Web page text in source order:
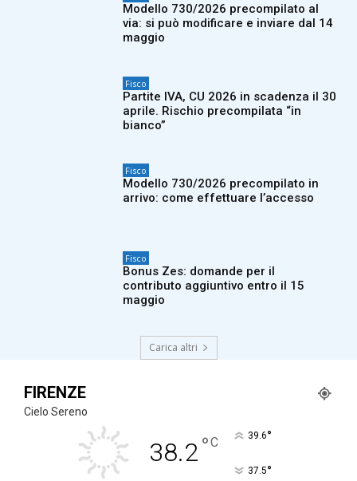
Modello 730/2026 precompilato al
via: si può modificare e inviare dal 14
maggio
Fisco
Partite IVA, CU 2026 in scadenza il 30
aprile. Rischio precompilata “in
bianco”
Fisco
Modello 730/2026 precompilato in
arrivo: come effettuare l’accesso
Fisco
Bonus Zes: domande per il
contributo aggiuntivo entro il 15
maggio
Carica altri
FIRENZE
Cielo Sereno
38.2°C 39.6°
37.5°